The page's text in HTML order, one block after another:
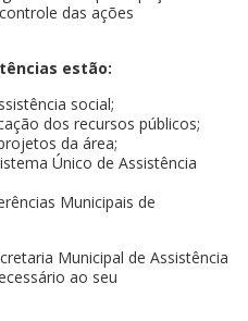
das ações
estão:
social;
dos recursos públicos;
da área;
Único de Assistência
Municipais de
Municipal de Assistência
ao seu